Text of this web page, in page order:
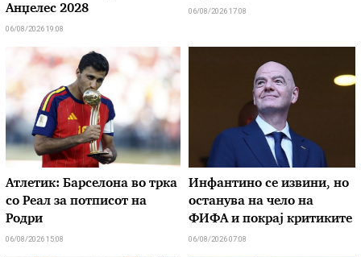
Анџелес 2028
06/08/2026 19:08
06/08/2026 17:08
Атлетик: Барселона во трка
со Реал за потписот на
Родри
06/08/2026 15:08
Инфантино се извини, но
останува на чело на
ФИФА и покрај критиките
06/08/2026 07:08